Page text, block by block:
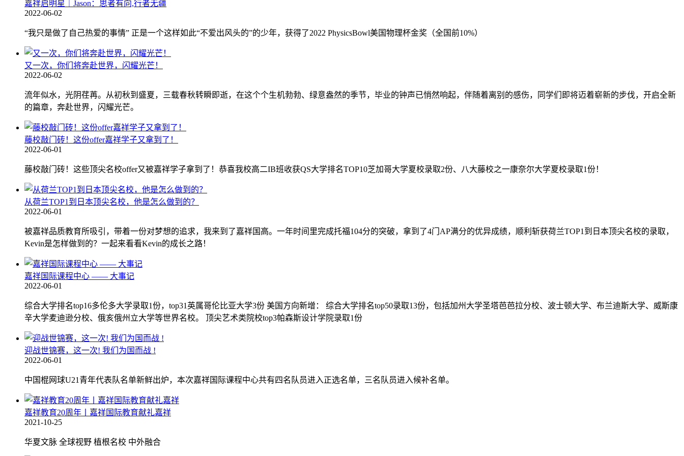
嘉祥启明星｜Jason：思者有向,行者无疆
2022-06-02
“我只是做了自己热爱的事情” 正是一个这样如此“不爱出风头的”的少年，获得了2022 PhysicsBowl美国物理杯金奖（全国前10%）
又一次，你们将奔赴世界，闪耀光芒！
2022-06-02
流年似水，光阴荏苒。从初秋到盛夏，三载春秋转瞬即逝，在这个个生机勃勃、绿意盎然的季节，毕业的钟声已悄然响起，伴随着离别的感伤，同学们即将迈着崭新的步伐，开启全新
的篇章，奔赴世界，闪耀光芒。
藤校敲门砖！这份offer嘉祥学子又拿到了！
2022-06-01
藤校敲门砖！这些顶尖名校offer又被嘉祥学子拿到了！恭喜我校高二IB班收获QS大学排名TOP10芝加哥大学夏校录取2份、八大藤校之一康奈尔大学夏校录取1份！
从荷兰TOP1到日本顶尖名校，他是怎么做到的？
2022-06-01
被嘉祥品质教育所吸引，带着一份对梦想的追求，我来到了嘉祥国高。一年时间里完成托福104分的突破，拿到了4门AP满分的优异成绩，顺利斩获荷兰TOP1到日本顶尖名校的录取，
Kevin是怎样做到的？一起来看看Kevin的成长之路！
嘉祥国际课程中心 —— 大事记
2022-06-01
综合大学排名top16多伦多大学录取1份，top31英属哥伦比亚大学3份 美国方向新增： 综合大学排名top50录取13份，包括加州大学圣塔芭芭拉分校、波士顿大学、布兰迪斯大学、威斯康
辛大学麦迪逊分校、俄亥俄州立大学等世界名校。 顶尖艺术类院校top3帕森斯设计学院录取1份
迎战世锦赛，这一次! 我们为国而战 !
2022-06-01
中国棍网球U21青年代表队名单新鲜出炉，本次嘉祥国际课程中心共有四名队员进入正选名单，三名队员进入候补名单。
嘉祥教育20周年丨嘉祥国际教育献礼嘉祥
2021-10-25
华夏文脉 全球视野 植根名校 中外融合